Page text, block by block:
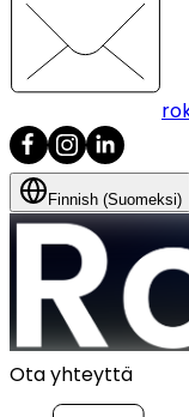
Finnish (Suomeksi)
Ota yhteyttä